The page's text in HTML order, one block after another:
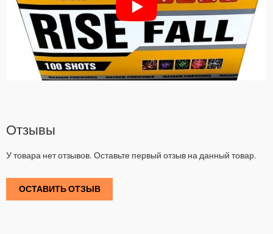
Отзывы
У товара нет отзывов. Оставьте первый отзыв на данный товар.
ОСТАВИТЬ ОТЗЫВ